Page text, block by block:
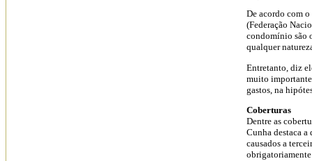
De acordo com
(Federação
condomínio são
qualquer
Entretanto, diz
muito
gastos, na
Coberturas
Dentre as
Cunha destaca
causados a